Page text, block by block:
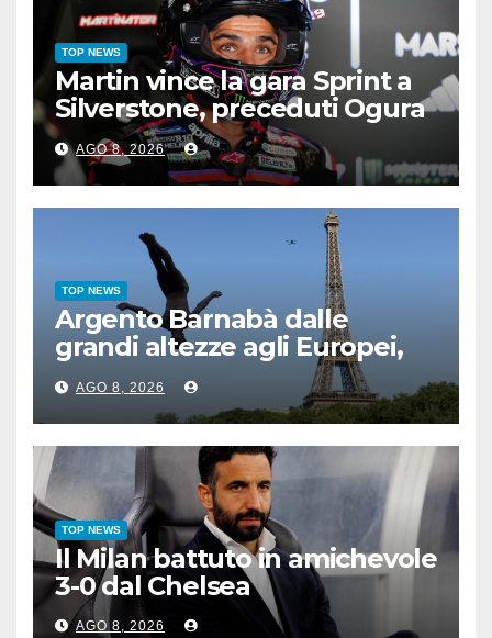
TOP NEWS
Martin vince la gara Sprint a
Silverstone, preceduti Ogura
e Bezzecchi
AGO 8, 2026
TOP NEWS
Argento Barnabà dalle
grandi altezze agli Europei,
bis azzurro dopo Cosetti
AGO 8, 2026
TOP NEWS
Il Milan battuto in amichevole
3-0 dal Chelsea
AGO 8, 2026